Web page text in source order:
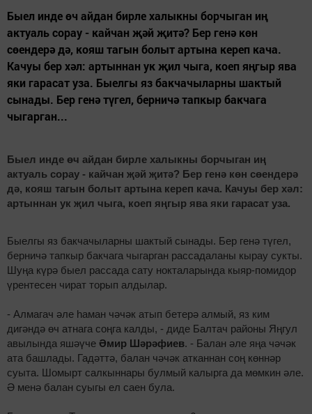
Быел инде өч айдан бирле халыкны борчыган иң
актуаль сорау - кайчан җәй җитә? Бер генә көн
сөендерә дә, кояш тагын болыт артына кереп кача.
Качуы бер хәл: артыннан ук җил чыга, коеп яңгыр ява
яки гарасат уза. Быелгы яз бакчачыларны шактый
сынады. Бер генә түгел, берничә тапкыр бакчага
чыгарган...
Быел инде өч айдан бирле халыкны борчыган иң
актуаль сорау - кайчан җәй җитә? Бер генә көн сөендерә
дә, кояш тагын болыт артына кереп кача. Качуы бер хәл:
артыннан ук җил чыга, коеп яңгыр ява яки гарасат уза.
Быелгы яз бакчачыларны шактый сынады. Бер генә түгел,
берничә тапкыр бакчага чыгарган рассадаланы кырау сукты.
Шуңа күрә быел рассада сату нокталарында кыяр-помидор
үрентесен чират торып алдылар.
- Алмагач әле һаман чәчәк атып бетерә алмый, яз ким
дигәндә өч атнага соңга калды, - диде Балтач районы Яңгул
авылында яшәүче Әмир Шәрәфиев. - Балан әле яңа чәчәк
ата башлады. Гадәттә, балан чәчәк атканнан соң көннәр
суыта. Шомырт салкыннары булмый калырга да мөмкин әле.
Ә менә балан суыгы ел саен була.